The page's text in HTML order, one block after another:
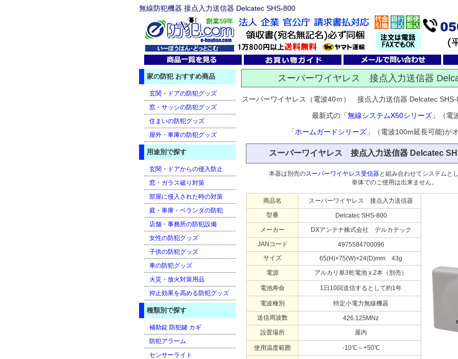
無線防犯機器 接点入力送信器 Delcatec SHS-800
スーパーワイヤレス 接点入力送信器
スーパーワイヤレス（電波40ｍ） 接点入力送信器 Delcatec
最新式の「無線システムX50シリーズ 」（電
「ホームガードシリーズ」（電波100m延長可能)が
スーパーワイヤレス 接点入力送信器 Delcatec
本器は別売のスーパーワイヤレス受信器と組み合わせてシステムと
単体でのご使用は出来ません。
商品名
スーパーワイヤレス 接点入力送信器
型番
Delcatec SHS-800
メーカー
DXアンテナ株式会社 デルカテック
JANコード
4975584700096
サイズ
65(H)×75(W)×24(D)mm 43g
電源
アルカリ単3乾電池 x 2本（別売）
電池寿命 1日10回送信するとして約1年
電波種別
特定小電力無線機器
送信周波数
426.125MNz
設置場所
屋内
使用温度範囲 -10℃～+50℃
家の防犯 おすすめ商品
玄関・ドアの防犯グッズ
窓・サッシの防犯グッズ
住まいの防犯グッズ
屋外・車庫の防犯グッズ
用途別で探す
玄関・ドアからの侵入防止
窓・ガラス破り対策
部屋に侵入された時の対策
庭・車庫・ベランダの防犯
店舗・事務所の防犯設備
女性の防犯グッズ
子供の防犯グッズ
車の防犯グッズ
火災・放火対策用品
抑止効果を高める防犯グッズ
種類別で探す
補助錠 防犯鍵 カギ
防犯アラーム
センサーライト